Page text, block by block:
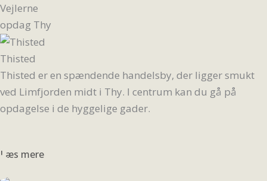
Vejlerne
opdag Thy
Thisted
Thisted er en spændende handelsby, der ligger smukt
ved Limfjorden midt i Thy. I centrum kan du gå på
opdagelse i de hyggelige gader.
Læs mere